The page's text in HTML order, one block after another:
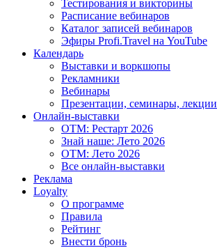
Тестирования и викторины
Расписание вебинаров
Каталог записей вебинаров
Эфиры Profi.Travel на YouTube
Календарь
Выставки и воркшопы
Рекламники
Вебинары
Презентации, семинары, лекции
Онлайн-выставки
OTM: Рестарт 2026
Знай наше: Лето 2026
OTM: Лето 2026
Все онлайн-выставки
Реклама
Loyalty
О программе
Правила
Рейтинг
Внести бронь